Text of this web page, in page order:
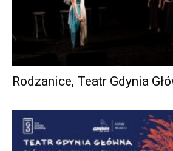
Rodzanice, Teatr Gdynia